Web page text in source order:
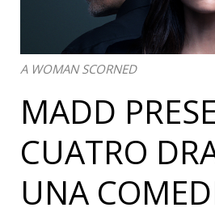
A WOMAN SCORNED
MADD
CUATRO
UNA